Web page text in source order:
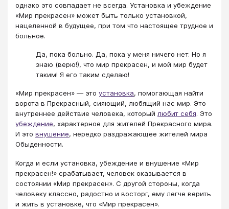
однако это совпадает не всегда. Установка и убеждение
«Мир прекрасен» может быть только установкой,
нацеленной в будущее, при том что настоящее трудное и
больное.
Да, пока больно. Да, пока у меня ничего нет. Но я
знаю (верю!), что мир прекрасен, и мой мир будет
таким! Я его таким сделаю!
«Мир прекрасен» — это установка, помогающая найти
ворота в Прекрасный, сияющий, любящий нас мир. Это
внутреннее действие человека, который любит себя. Это
убеждение, характерное для жителей Прекрасного мира.
И это внушение, нередко раздражающее жителей мира
Обыденности.
Когда и если установка, убеждение и внушение «Мир
прекрасен!» срабатывает, человек оказывается в
состоянии «Мир прекрасен». С другой стороны, когда
человеку классно, радостно и восторг, ему легче верить
и жить в установке, что «Мир прекрасен».